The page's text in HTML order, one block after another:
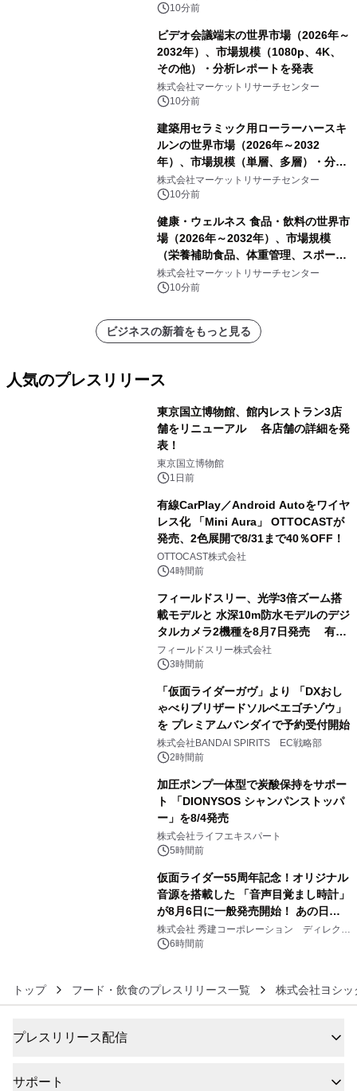
10分前
ビデオ会議端末の世界市場（2026年～
2032年）、市場規模（1080p、4K、
その他）・分析レポートを発表
株式会社マーケットリサーチセンター
10分前
建築用セラミック用ローラーハースキ
ルンの世界市場（2026年～2032
年）、市場規模（単層、多層）・分析
レポートを発表
株式会社マーケットリサーチセンター
10分前
健康・ウェルネス 食品・飲料の世界市
場（2026年～2032年）、市場規模
（栄養補助食品、体重管理、スポーツ
栄養）・分析レポートを発表
株式会社マーケットリサーチセンター
10分前
ビジネスの新着をもっと見る
人気のプレスリリース
東京国立博物館、館内レストラン3店
舗をリニューアル 各店舗の詳細を発
表！
東京国立博物館
1日前
有線CarPlay／Android Autoをワイヤ
レス化 「Mini Aura」 OTTOCASTが
発売、2色展開で8/31まで40％OFF！
OTTOCAST株式会社
4時間前
フィールドスリー、光学3倍ズーム搭
載モデルと 水深10m防水モデルのデジ
タルカメラ2機種を8月7日発売 有効
約1300万画素、用途別に選べるコンデ
ジ新登場
フィールドスリー株式会社
3時間前
「仮面ライダーガヴ」より 「DXおし
ゃべりブリザードソルベエゴチゾウ」
を プレミアムバンダイで予約受付開始
株式会社BANDAI SPIRITS EC戦略部
2時間前
加圧ポンプ一体型で炭酸保持をサポー
ト 「DIONYSOS シャンパンストッパ
ー」を8/4発売
株式会社ライフエキスパート
5時間前
仮面ライダー55周年記念！オリジナル
音源を搭載した 「音声目覚まし時計」
が8月6日に一般発売開始！ あの日の
大興奮が今甦る
株式会社 秀建コーポレーション ディレクト
アートギャラリー
6時間前
トップ フード・飲食のプレスリリース一覧 株式会社ヨシ
プレスリリース配信
サポート